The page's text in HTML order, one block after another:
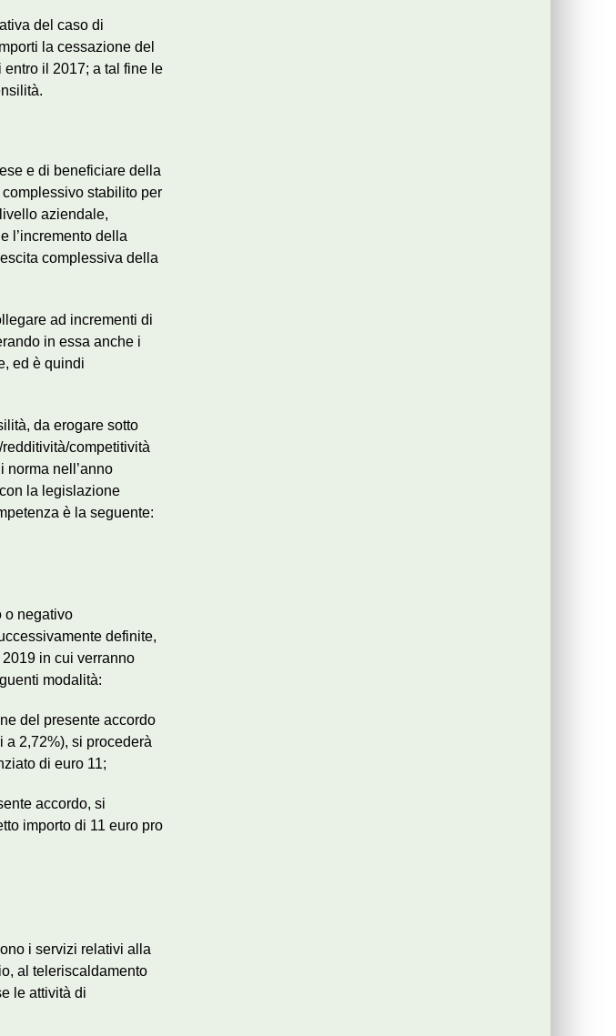
del caso di
la cessazione del
il 2017; a tal fine le
e di beneficiare della
stabilito per
aziendale,
l’incremento della
complessiva della
ad incrementi di
in essa anche i
ed è quindi
da erogare sotto
competitività
norma nell’anno
la legislazione
è la seguente:
o negativo
definite,
in cui verranno
modalità:
del presente accordo
2,72%), si procederà
di euro 11;
accordo, si
importo di 11 euro pro
i servizi relativi alla
al teleriscaldamento
le attività di